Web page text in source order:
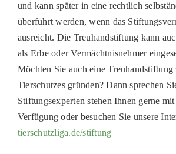
und kann später in eine rechtlich
überführt werden, wenn das
ausreicht. Die Treuhandstiftung kann
als Erbe oder Vermächtnisnehmer
Möchten Sie auch eine Treuhandstiftung
Tierschutzes gründen? Dann sprechen
Stiftungsexperten stehen Ihnen gerne
Verfügung oder besuchen Sie unsere
tierschutzliga.de/stiftung